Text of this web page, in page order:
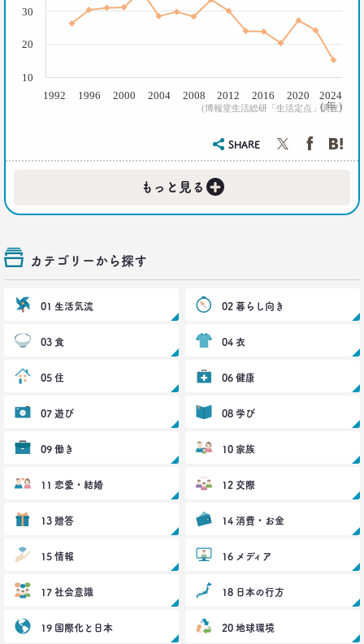
生活総研 上席研究員/コピーライター
前沢 裕文
40代おじさんの生き様は「30点」？
精神科医による処方箋
–日経クロストレンド 連載⑩–
40代おじさんの意識を精神科医が分析 悲しい性を
メッタ斬り!?
前沢 裕文
コロナで｢占いを信じる｣20代女性が増える理由―調
査とインタビューで判明した大きな変化
40代おじさんに黄信号 「男女平等感」が世の中と
–日経クロストレンド 連載⑧–
前沢 裕文
2021.03.11
若者はなりたい自分を投影
–日経クロストレンド 連載⑦–
生活総研 上席研究員
( 年 )
(博報堂生活総研「生活定点」調査)
1992 1996 2000 2004 2008 2012 2016 2020 2024
10
20
30
SHARE
もっと見る +
カテゴリーから探す
01 生活気流 02 暮らし向き
03 食 04 衣
05 住 06 健康
07 遊び 08 学び
09 働き 10 家族
11 恋愛・結婚 12 交際
13 贈答 14 消費・お金
15 情報 16 メディア
17 社会意識 18 日本の行方
19 国際化と日本 20 地球環境